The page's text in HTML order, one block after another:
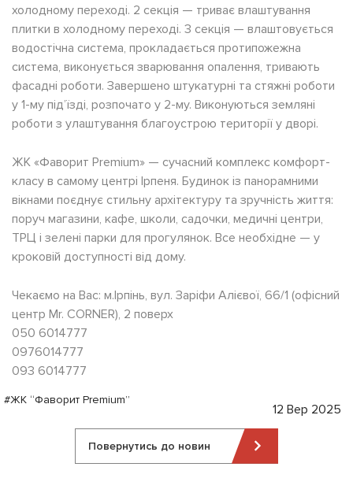
холодному переході. 2 секція — триває влаштування
плитки в холодному переході. 3 секція — влаштовується
водостічна система, прокладається протипожежна
система, виконується зварювання опалення, тривають
фасадні роботи. Завершено штукатурні та стяжні роботи
у 1-му під’їзді, розпочато у 2-му. Виконуються земляні
роботи з улаштування благоустрою території у дворі.
ЖК «Фаворит Premium» — сучасний комплекс комфорт-
класу в самому центрі Ірпеня. Будинок із панорамними
вікнами поєднує стильну архітектуру та зручність життя:
поруч магазини, кафе, школи, садочки, медичні центри,
ТРЦ і зелені парки для прогулянок. Все необхідне — у
кроковій доступності від дому.
Чекаємо на Вас: м.Ірпінь, вул. Заріфи Алієвої, 66/1 (офісний
центр Mr. CORNER), 2 поверх
050 6014777
0976014777
093 6014777
#ЖК “Фаворит Premium”
12 Вер 2025
Повернутись до новин